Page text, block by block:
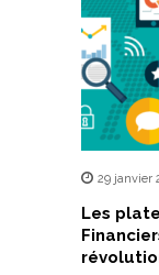
29 janvier
Les